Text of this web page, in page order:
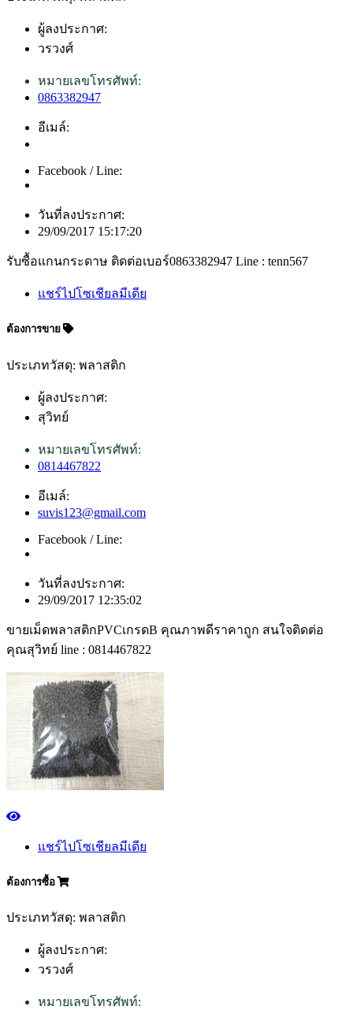
ผู้ลงประกาศ:
วรวงศ์
หมายเลขโทรศัพท์:
0863382947
อีเมล์:
Facebook / Line:
วันที่ลงประกาศ:
29/09/2017 15:17:20
รับซื้อแกนกระดาษ ติดต่อเบอร์0863382947 Line : tenn567
แชร์ไปโซเชียลมีเดีย
ต้องการขาย
ประเภทวัสดุ: พลาสติก
ผู้ลงประกาศ:
สุวิทย์
หมายเลขโทรศัพท์:
0814467822
อีเมล์:
suvis123@gmail.com
Facebook / Line:
วันที่ลงประกาศ:
29/09/2017 12:35:02
ขายเม็ดพลาสติกPVCเกรดB คุณภาพดีราคาถูก สนใจติดต่อ
คุณสุวิทย์ line : 0814467822
แชร์ไปโซเชียลมีเดีย
ต้องการซื้อ
ประเภทวัสดุ: พลาสติก
ผู้ลงประกาศ:
วรวงศ์
หมายเลขโทรศัพท์: